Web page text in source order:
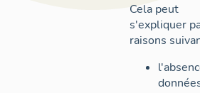
Cela peut
s'expliquer
raisons